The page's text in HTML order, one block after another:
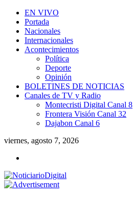
EN VIVO
Portada
Nacionales
Internacionales
Acontecimientos
Política
Deporte
Opinión
BOLETINES DE NOTICIAS
Canales de TV y Radio
Montecristi Digital Canal 8
Frontera Visión Canal 32
Dajabon Canal 6
viernes, agosto 7, 2026